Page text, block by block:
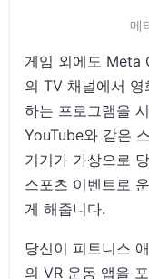
메
게임 외에도 Meta
의 TV 채널에서
하는 프로그램을
YouTube와 같은
기기가 가상으로
스포츠 이벤트로
게 해줍니다.
당신이 피트니스
의 VR 운동 앱을